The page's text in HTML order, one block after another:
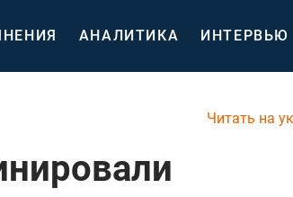
АНАЛИТИКА ИНТЕРВЬЮ
Читать на